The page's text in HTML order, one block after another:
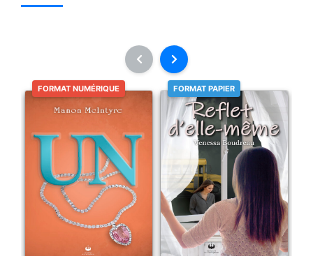
FORMAT NUMÉRIQUE FORMAT PAPIER